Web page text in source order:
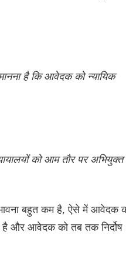
​​है कि आवेदक को न्यायिक
को आम तौर पर अभियुक्त
बहुत कम है, ऐसे में आवेदक
है और आवेदक को तब तक निर्दोष